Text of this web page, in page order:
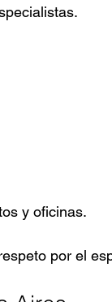
y oficinas.
por el